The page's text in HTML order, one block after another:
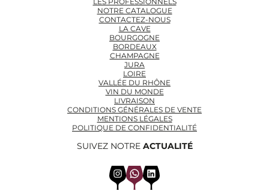
NOTRE CATALOGUE
CONTACTEZ-NOUS
LA CAVE
BOURGOGNE
BORDEAUX
CHAMPAGNE
JURA
LOIRE
VALLÉE DU RHÔNE
VIN DU MONDE
LIVRAISON
CONDITIONS GÉNÉRALES DE VENTE
MENTIONS LÉGALES
POLITIQUE DE CONFIDENTIALITÉ
SUIVEZ NOTRE ACTUALITÉ
InstagramWhatsApp LinkedIn